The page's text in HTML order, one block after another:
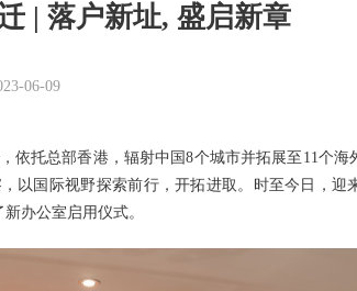
| 落户新址, 盛启新章
06-09
依托总部香港，辐射中国8个城市并拓展至11个海
以国际视野探索前行，开拓进取。时至今日，迎
办公室启用仪式。